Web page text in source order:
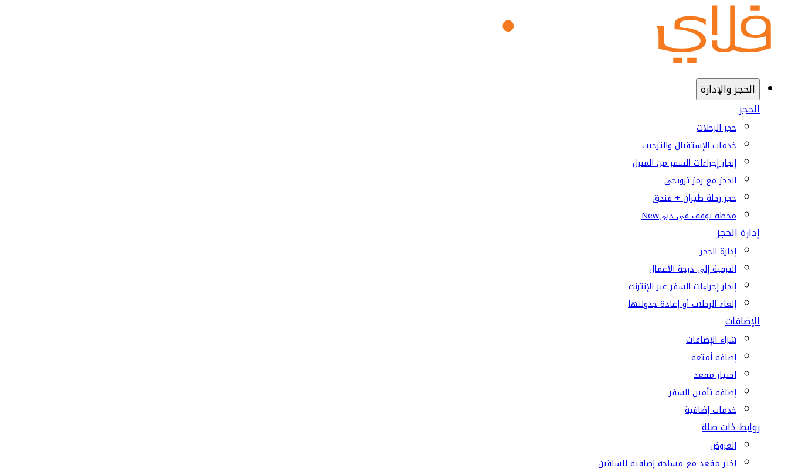
الحجز والإدارة
الحجز
حجز الرحلات
خدمات الإستقبال والترحيب
إنجاز إجراءات السفر من المنزل
الحجز مع رمز ترويجي
حجز رحلة طيران + فندق
محطة توقف في دبيNew
إدارة الحجز
إدارة الحجز
الترقية إلى درجة الأعمال
إنجاز إجراءات السفر عبر الإنترنت
إلغاء الرحلات أو إعادة جدولتها
الإضافات
شراء الإضافات
إضافة أمتعة
اختيار مقعد
إضافة تأمين السفر
خدمات إضافية
روابط ذات صلة
العروض
اختر مقعد مع مساحة إضافية للساقين